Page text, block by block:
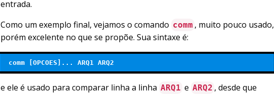
entrada.
Como um exemplo final, vejamos o comando comm , muito pouco usado,
porém excelente no que se propõe. Sua sintaxe é:
comm [OPCOES]... ARQ1 ARQ2
e ele é usado para comparar linha a linha ARQ1 e ARQ2 , desde que